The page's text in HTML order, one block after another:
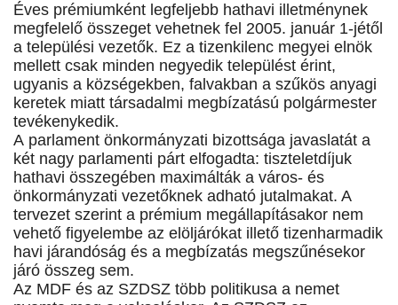
Éves prémiumként legfeljebb hathavi illetménynek
megfelelő összeget vehetnek fel 2005. január 1-jétől
a települési vezetők. Ez a tizenkilenc megyei elnök
mellett csak minden negyedik települést érint,
ugyanis a községekben, falvakban a szűkös anyagi
keretek miatt társadalmi megbízatású polgármester
tevékenykedik.
A parlament önkormányzati bizottsága javaslatát a
két nagy parlamenti párt elfogadta: tiszteletdíjuk
hathavi összegében maximálták a város- és
önkormányzati vezetőknek adható jutalmakat. A
tervezet szerint a prémium megállapításakor nem
vehető figyelembe az elöljárókat illető tizenharmadik
havi járandóság és a megbízatás megszűnésekor
járó összeg sem.
Az MDF és az SZDSZ több politikusa a nemet